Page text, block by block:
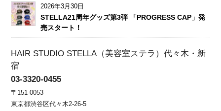
2026年3月30日
STELLA21周年グッズ第3弾 「PROGRESS CAP」発
売スタート！
HAIR STUDIO STELLA（美容室ステラ）代々木・新
宿
03-3320-0455
〒151-0053
東京都渋谷区代々木2-26-5